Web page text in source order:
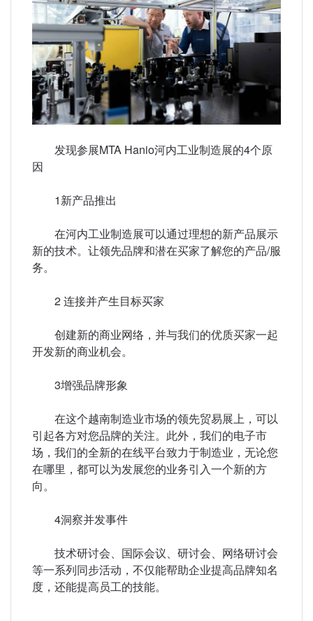
发现参展MTA Hanio河内工业制造展的4个原
因
1新产品推出
在河内工业制造展可以通过理想的新产品展示
新的技术。让领先品牌和潜在买家了解您的产品/服
务。
2 连接并产生目标买家
创建新的商业网络，并与我们的优质买家一起
开发新的商业机会。
3增强品牌形象
在这个越南制造业市场的领先贸易展上，可以
引起各方对您品牌的关注。此外，我们的电子市
场，我们的全新的在线平台致力于制造业，无论您
在哪里，都可以为发展您的业务引入一个新的方
向。
4洞察并发事件
技术研讨会、国际会议、研讨会、网络研讨会
等一系列同步活动，不仅能帮助企业提高品牌知名
度，还能提高员工的技能。